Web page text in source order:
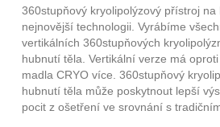
360stupňový kryolipolýzový přístroj
nejnovější technologii. Vyrábíme
vertikálních 360stupňových
hubnutí těla. Vertikální verze má
madla CRYO více. 360stupňový
hubnutí těla může poskytnout lepší
pocit z ošetření ve srovnání s